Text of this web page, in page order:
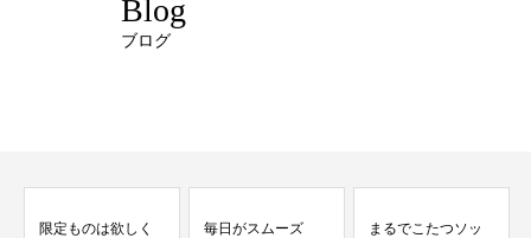
Blog
ブログ
毎日がスムーズ
まるでこたつソッ